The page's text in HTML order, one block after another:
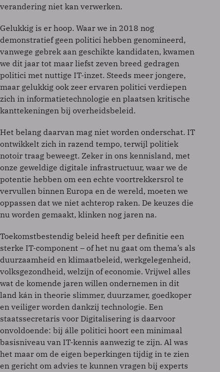
verandering niet kan verwerken.
Gelukkig is er hoop. Waar we in 2018 nog
demonstratief geen politici hebben genomineerd,
vanwege gebrek aan geschikte kandidaten, kwamen
we dit jaar tot maar liefst zeven breed gedragen
politici met nuttige IT-inzet. Steeds meer jongere,
maar gelukkig ook zeer ervaren politici verdiepen
zich in informatietechnologie en plaatsen kritische
kanttekeningen bij overheidsbeleid.
Het belang daarvan mag niet worden onderschat. IT
ontwikkelt zich in razend tempo, terwijl politiek
notoir traag beweegt. Zeker in ons kennisland, met
onze geweldige digitale infrastructuur, waar we de
potentie hebben om een echte voortrekkersrol te
vervullen binnen Europa en de wereld, moeten we
oppassen dat we niet achterop raken. De keuzes die
nu worden gemaakt, klinken nog jaren na.
Toekomstbestendig beleid heeft per definitie een
sterke IT-component – of het nu gaat om thema’s als
duurzaamheid en klimaatbeleid, werkgelegenheid,
volksgezondheid, welzijn of economie. Vrijwel alles
wat de komende jaren willen ondernemen in dit
land kán in theorie slimmer, duurzamer, goedkoper
en veiliger worden dankzij technologie. Een
staatssecretaris voor Digitalisering is daarvoor
onvoldoende: bij álle politici hoort een minimaal
basisniveau van IT-kennis aanwezig te zijn. Al was
het maar om de eigen beperkingen tijdig in te zien
en gericht om advies te kunnen vragen bij experts